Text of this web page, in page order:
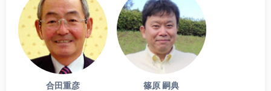
合田重彦 篠原 嗣典